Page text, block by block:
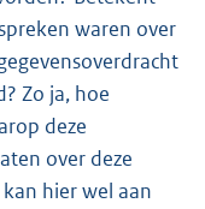
waren over
Zo ja, hoe
deze
over deze
kan hier wel aan